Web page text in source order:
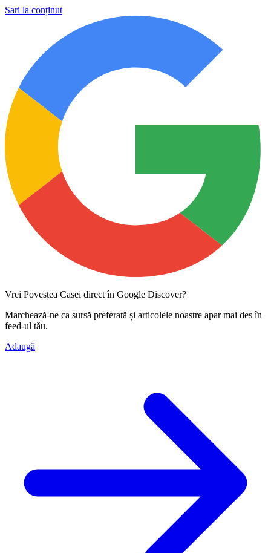
Sari la conținut
Vrei Povestea Casei direct în Google Discover?
Marchează-ne ca sursă preferată și articolele noastre apar mai des în
feed-ul tău.
Adaugă